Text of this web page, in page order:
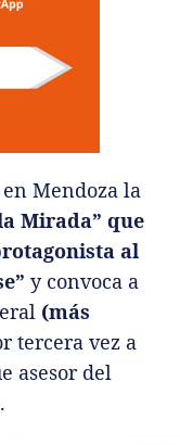
Mendoza la
Mirada” que
al
y convoca a
(más
tercera vez a
asesor del